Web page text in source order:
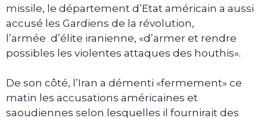
missile, le département d’Etat américain a aussi
accusé les Gardiens de la révolution,
l’armée d’élite iranienne, «d’armer et rendre
possibles les violentes attaques des houthis».
De son côté, l’Iran a démenti «fermement» ce
matin les accusations américaines et
saoudiennes selon lesquelles il fournirait des